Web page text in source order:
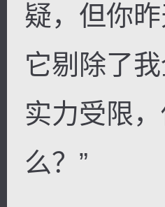
疑，但你
它剔除了
实力受限
么？”